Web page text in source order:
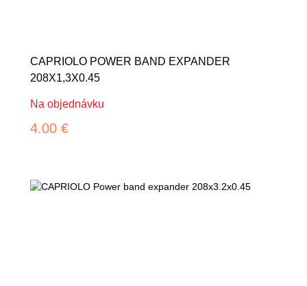
CAPRIOLO POWER BAND EXPANDER
208X1,3X0.45
Na objednávku
4.00 €